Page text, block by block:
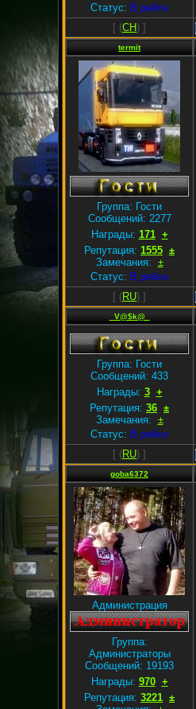
Статус: В рейсе
[ (CH) ]
termit
Группа: Гости
Сообщений: 2277
Награды: 171 +
Репутация: 1555 ±
Замечания: ±
Статус: В рейсе
[ (RU) ]
_V@$k@_
Группа: Гости
Сообщений: 433
Награды: 3 +
Репутация: 36 ±
Замечания: ±
Статус: В рейсе
[ (RU) ]
goba6372
Администрация
Группа:
Администраторы
Сообщений: 19193
Награды: 970 +
Репутация: 3221 ±